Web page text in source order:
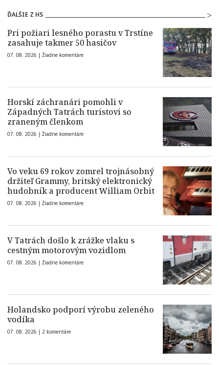
ĎALŠIE Z HS
Pri požiari lesného porastu v Trstíne
zasahuje takmer 50 hasičov
07. 08. 2026 | Žiadne komentáre
Horskí záchranári pomohli v
Západných Tatrách turistovi so
zraneným členkom
07. 08. 2026 | Žiadne komentáre
Vo veku 69 rokov zomrel trojnásobný
držiteľ Grammy, britský elektronický
hudobník a producent William Orbit
07. 08. 2026 | Žiadne komentáre
V Tatrách došlo k zrážke vlaku s
cestným motorovým vozidlom
07. 08. 2026 | Žiadne komentáre
Holandsko podporí výrobu zeleného
vodíka
07. 08. 2026 | 2 komentáre